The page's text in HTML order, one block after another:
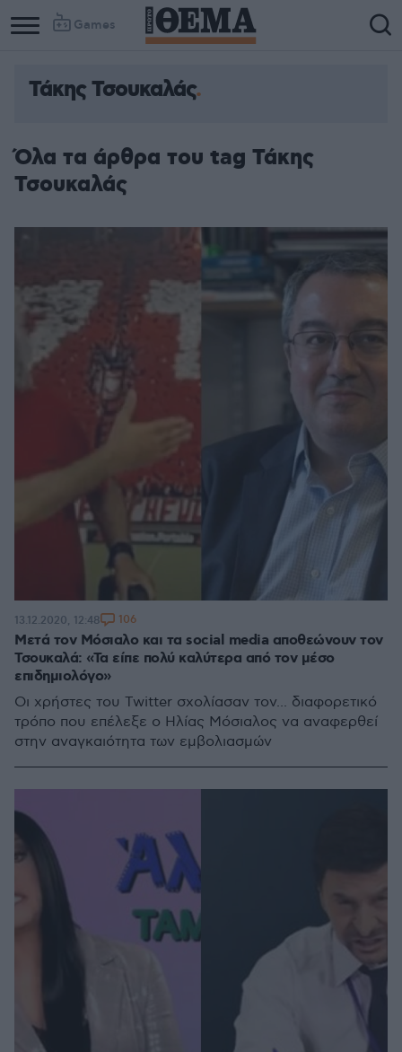
Games
Column
Column
Τάκης Τσουκαλάς
Όλα τα άρθρα του tag Τάκης
Τσουκαλάς
Μετά τον Μόσιαλο και τα social media αποθεώνουν τον
Τσουκαλά: «Τα είπε πολύ καλύτερα από τον μέσο
επιδημιολόγο»
Οι χρήστες του Twitter σχολίασαν τον... διαφορετικό
τρόπο που επέλεξε ο Ηλίας Μόσιαλος να αναφερθεί
στην αναγκαιότητα των εμβολιασμών
13.12.2020, 12:48 106